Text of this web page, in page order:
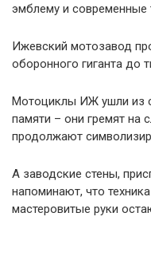
эмблему и современные
Ижевский мотозавод
оборонного гиганта до
Мотоциклы ИЖ ушли из
памяти – они гремят на
продолжают
А заводские стены,
напоминают, что
мастеровитые руки